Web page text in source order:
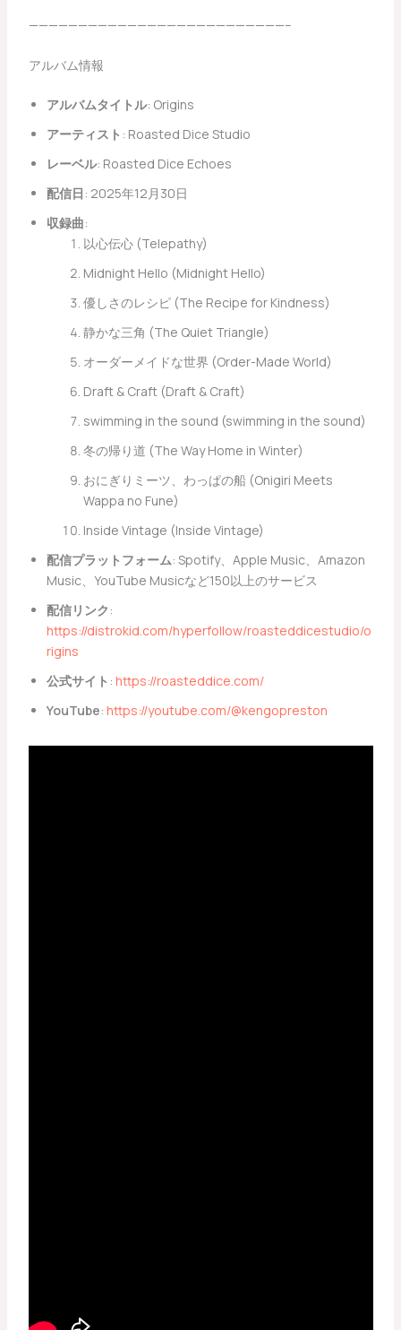
——————————————————————————–
アルバム情報
アルバムタイトル: Origins
アーティスト : Roasted Dice Studio
レーベル: Roasted Dice Echoes
配信日 : 2025年12月30日
収録曲:
以心伝心 (Telepathy)
Midnight Hello (Midnight Hello)
優しさのレシピ (The Recipe for Kindness)
静かな三角 (The Quiet Triangle)
オーダーメイドな世界 (Order-Made World)
Draft & Craft (Draft & Craft)
swimming in the sound (swimming in the sound)
冬の帰り道 (The Way Home in Winter)
おにぎりミーツ、わっぱの船 (Onigiri Meets
Wappa no Fune)
Inside Vintage (Inside Vintage)
配信プラットフォーム: Spotify、Apple Music、Amazon
Music、YouTube Musicなど150以上のサービス
配信リンク :
https://distrokid.com/hyperfollow/roasteddicestudio/o
rigins
公式サイト : https://roasteddice.com/
YouTube: https://youtube.com/@kengopreston